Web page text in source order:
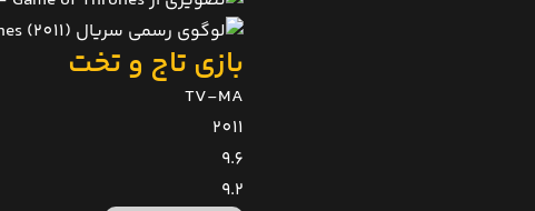
بازی تاج و تخت
TV-MA
2011
9.6
9.2